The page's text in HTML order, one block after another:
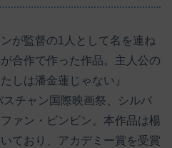
が監督の1人として名を連ね
合作で作った作品。主人公の
しは潘金蓮じゃない』
スチャン国際映画祭、シルバ
ァン・ビンビン。本作品は楊
ており、アカデミー賞を受賞